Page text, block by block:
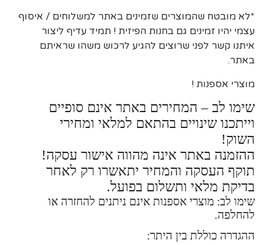
*לא מובטח שהמוצרים שזמינים באתר למשלוחים / איסוף
עצמי יהיו זמינים גם בחנות הפיזית ! תמיד עדיף ליצור
איתנו קשר לפני שרוצים להגיע לרכוש משהו שראיתם
באתר.
מוצרי אספנות !
שימו לב – המחירים באתר אינם סופיים
וייתכנו שינויים בהתאם למלאי ומחירי
השוק!
ההזמנה באתר אינה מהווה אישור עסקה!
תוקף העסקה והמחיר יתאשרו רק לאחר
בדיקת מלאי ותשלום בפועל.
שימו לב: מוצרי אספנות אינם ניתנים להחזרה או
להחלפה.
ההגדרה כוללת בין היתר: